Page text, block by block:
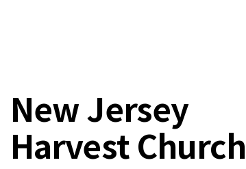
New Jersey
Harvest Church